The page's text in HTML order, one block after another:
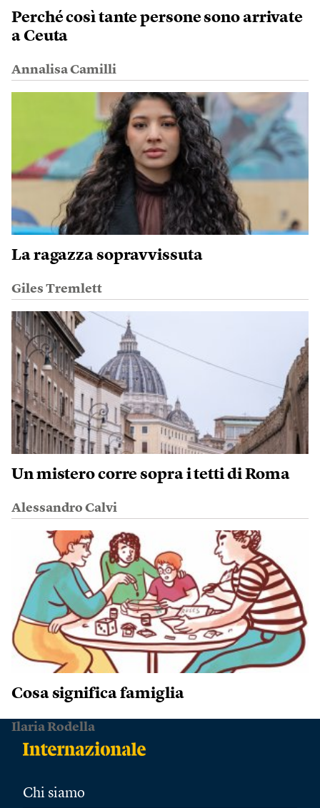
Perché così tante persone sono arrivate
a Ceuta
Annalisa Camilli
La ragazza sopravvissuta
Giles Tremlett
Un mistero corre sopra i tetti di Roma
Alessandro Calvi
Cosa significa famiglia
Ilaria Rodella
Chi siamo